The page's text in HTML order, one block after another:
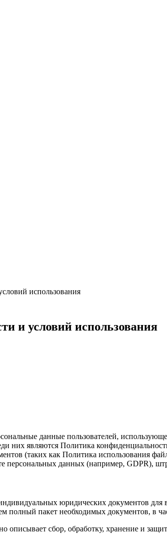
использования
и условий использования
данные пользователей,
являются Политика
(таких как Политика использования
персональных данных (например, GDPR),
юридических документов
полный пакет необходимых документов, в
описывает сбор, обработку, хранение и